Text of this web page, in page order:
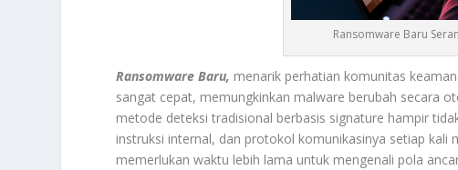
Ransomware Baru
Ransomware Baru, menarik perhatian komunitas
sangat cepat, memungkinkan malware berubah secara
metode deteksi tradisional berbasis signature hampir
instruksi internal, dan protokol komunikasinya setiap
memerlukan waktu lebih lama untuk mengenali pola